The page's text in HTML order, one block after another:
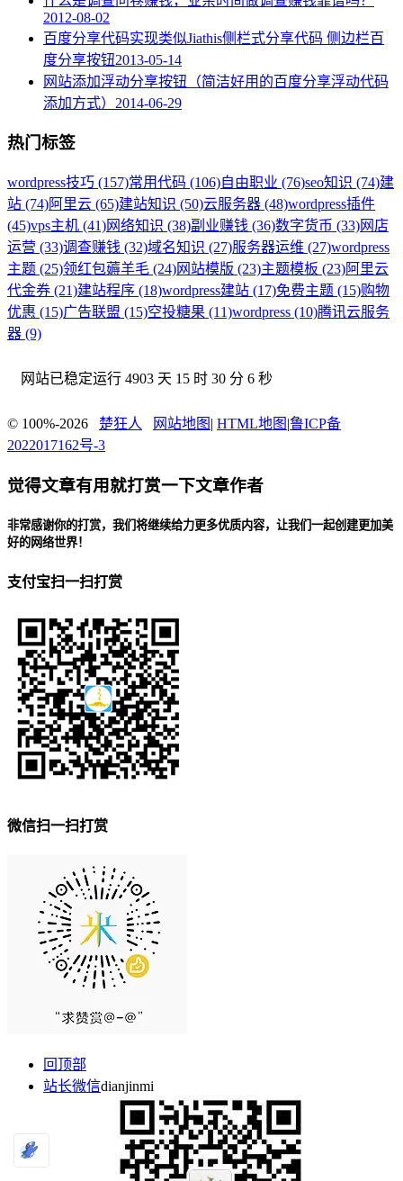
2012-08-02
百度分享代码实现类似Jiathis侧栏式分享代码 侧边栏百
度分享按钮2013-05-14
网站添加浮动分享按钮（简洁好用的百度分享浮动代码
添加方式） 2014-06-29
热门标签
wordpress技巧 (157)常用代码 (106)自由职业 (76)seo知识 (74)建
站 (74)阿里云 (65)建站知识 (50)云服务器 (48)wordpress插件
(45)vps主机 (41)网络知识 (38)副业赚钱 (36)数字货币 (33)网店
运营 (33)调查赚钱 (32)域名知识 (27)服务器运维 (27)wordpress
主题 (25)领红包薅羊毛 (24)网站模版 (23)主题模板 (23)阿里云
代金券 (21)建站程序 (18)wordpress建站 (17)免费主题 (15)购物
优惠 (15)广告联盟 (15)空投糖果 (11)wordpress (10)腾讯云服务
器 (9)
网站已稳定运行 4903 天 15 时 30 分 8 秒
© 100%-2026 楚狂人 网站地图 | HTML地图 |鲁ICP备
2022017162号-3
觉得文章有用就打赏一下文章作者
非常感谢你的打赏，我们将继续给力更多优质内容，让我们一起创建更加美
好的网络世界！
支付宝扫一扫打赏
微信扫一扫打赏
回顶部
站长微信dianjinmi